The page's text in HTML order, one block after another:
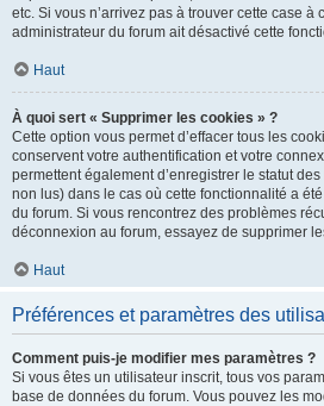
etc. Si vous n’arrivez pas à trouver cette case à
administrateur du forum ait désactivé cette
Haut
À quoi sert « Supprimer les cookies » ?
Cette option vous permet d’effacer tous les
conservent votre authentification et votre
permettent également d’enregistrer le statut
non lus) dans le cas où cette fonctionnalité a
du forum. Si vous rencontrez des problèmes
déconnexion au forum, essayez de supprimer
Haut
Préférences et paramètres des
Comment puis-je modifier mes paramètres ?
Si vous êtes un utilisateur inscrit, tous vos
base de données du forum. Vous pouvez les